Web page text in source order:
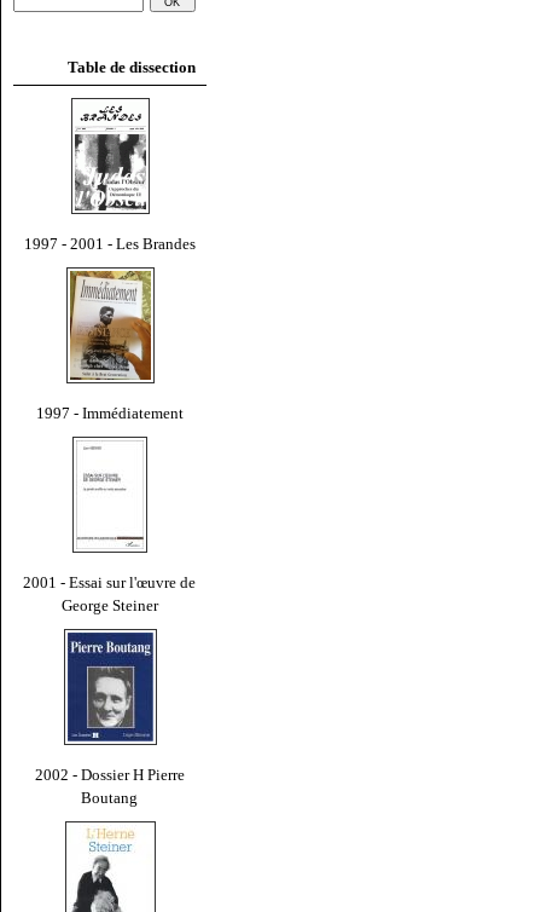
Table de dissection
1997 - 2001 - Les Brandes
1997 - Immédiatement
2001 - Essai sur l'œuvre de
George Steiner
2002 - Dossier H Pierre
Boutang